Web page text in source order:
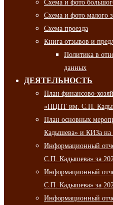
Схема и фото
Схема и фото малого
Схема проезда
Книга отзывов и
Политика в
данных
ДЕЯТЕЛЬНОСТЬ
План финансово-
«НЦНТ им. С.П.
План основных
Кадышева» и КИЗа на
Информационный
С.П. Кадышева» за
Информационный
С.П. Кадышева» за
Информационный